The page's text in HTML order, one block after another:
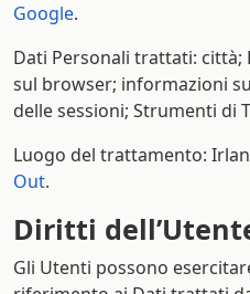
Google.
Dati Personali trattati:
sul browser; informazioni
delle sessioni; Strumenti di
Luogo del trattamento:
Out.
Diritti
Gli Utenti possono